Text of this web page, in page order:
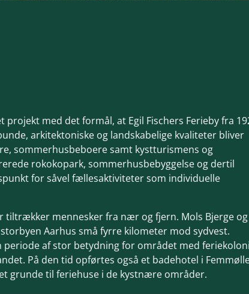
med det formål, at Egil Fischers Ferieby fra
arkitektoniske og landskabelige kvaliteter bliver
sommerhusbeboere samt kystturismens og
rokokopark, sommerhusbebyggelse og dertil
for såvel fællesaktiviteter som individuelle
tiltrækker mennesker fra nær og fjern. Mols Bjerge og
Aarhus små fyrre kilometer mod sydvest.
periode af stor betydning for området med
På den tid opførtes også et badehotel i
grunde til feriehuse i de kystnære områder.